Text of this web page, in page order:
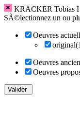
KRACKER Tobias I
SÃ©lectionnez un ou
Oeuvres
Oeuvres
Oeuvres
Valider